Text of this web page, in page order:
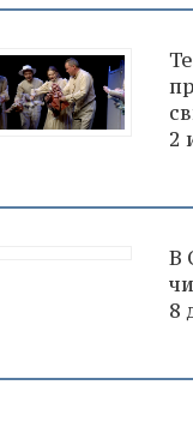
2
В
8